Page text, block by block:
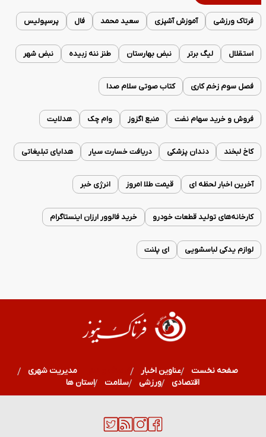
فرتاک ورزشی آموزش آشپزی سعید محمد فال پرسپولیس
استقلال لیگ برتر نبض بهارستان طنز ننه زبیده نبض شهر
فصل سوم زخم کاری کتاب صوتی سلام صدا
فروش و خرید سهام نفت منبع اگزوز وام چک هدلایت
کاخ لبخند دندان پزشکی دریافت خسارت سیار هدایای تبلیغاتی
آخرین اخبار لحظه ای قیمت طلا امروز انرژی خبر
کارخانه‌های تولید قطعات خودرو خرید فالوور ارزان اینستاگرام
لوازم یدکی لباسشویی ای پلنت
صفحه نخست عناوین اخبار فرهنگ و هنر
مدیریت شهری
اقتصادی
ورزشی سلامت استان ها